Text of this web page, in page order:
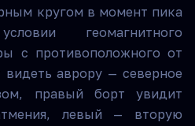
кругом в момент пика
геомагнитного
с противоположного от
видеть аврору — северное
правый борт увидит
левый — вторую